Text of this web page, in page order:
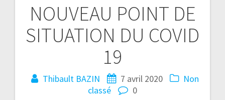
NOUVEAU POINT DE
SITUATION DU COVID
19
Thibault BAZIN 7 avril 2020
Non
classé
0